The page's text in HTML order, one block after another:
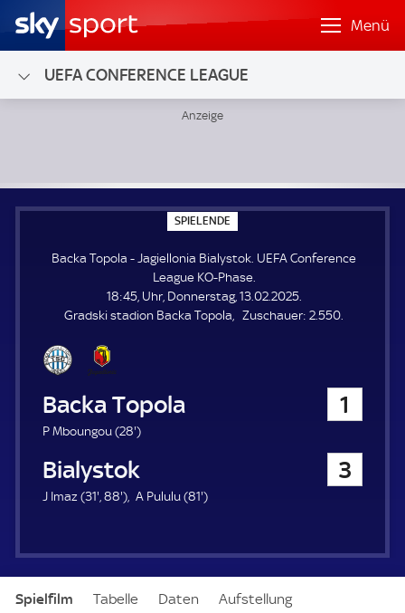
Menü
UEFA CONFERENCE LEAGUE
SPIELENDE
P
E
E
N
E
Backa Topola - Jagiellonia Bialystok. UEFA Conference
League KO-Phase.
18:45, Uhr, Donnerstag, 13.02.2025.
Gradski stadion Backa Topola
Zuschauer: Z
2.550.
Backa Topola 1
P Mboungou (28'2
.
i
t
e
)
Jagiellonia Bialystok 3
J Imaz (31'3
u
88'8
u
) A Pululu (81'8
)
Spielfilm Tabelle Daten Aufstellung